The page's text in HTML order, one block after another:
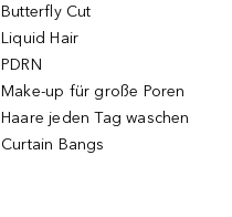
Butterfly Cut
Liquid Hair
PDRN
Make-up für große Poren
Haare jeden Tag waschen
Curtain Bangs